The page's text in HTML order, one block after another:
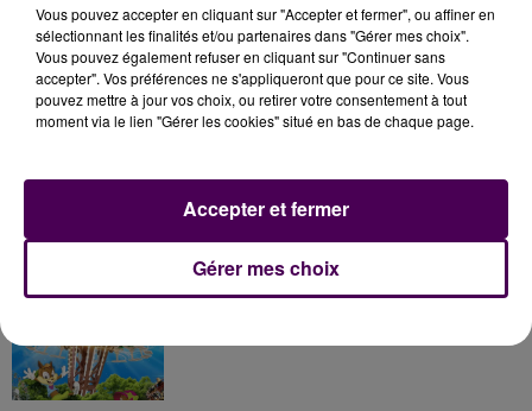
7 août 2026
Gagnez vos pass pour le V and B Fest' 2026 !
11 juillet 2026
Inscrivez-vous au casting The Voice & The Voice
Kids !
7 août 2026
Vous pouvez accepter en cliquant sur "Accepter et fermer", ou affiner en
sélectionnant les finalités et/ou partenaires dans "Gérer mes choix".
Vous pouvez également refuser en cliquant sur "Continuer sans
accepter". Vos préférences ne s'appliqueront que pour ce site. Vous
pouvez mettre à jour vos choix, ou retirer votre consentement à tout
moment via le lien "Gérer les cookies" situé en bas de chaque page.
Gérer mes choix
Accepter et fermer